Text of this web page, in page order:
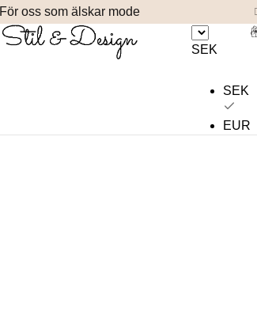
För oss som älskar mode
SEK
SEK
EUR